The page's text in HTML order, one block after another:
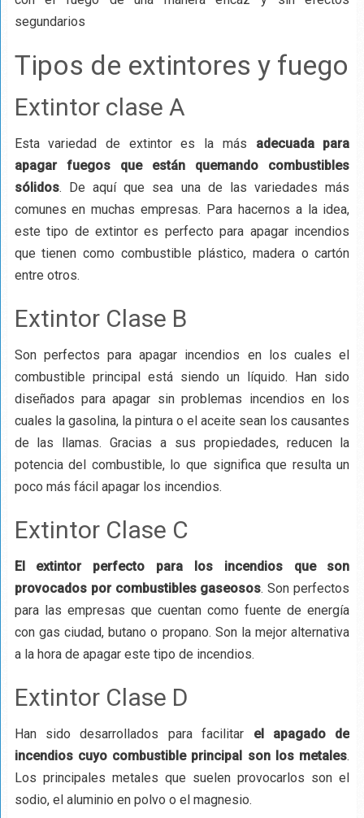
segundarios
Tipos de extintores y fuego
Extintor clase A
Esta variedad de extintor es la más adecuada para
apagar fuegos que están quemando combustibles
sólidos. De aquí que sea una de las variedades más
comunes en muchas empresas. Para hacernos a la idea,
este tipo de extintor es perfecto para apagar incendios
que tienen como combustible plástico, madera o cartón
entre otros.
Extintor Clase B
Son perfectos para apagar incendios en los cuales el
combustible principal está siendo un líquido. Han sido
diseñados para apagar sin problemas incendios en los
cuales la gasolina, la pintura o el aceite sean los causantes
de las llamas. Gracias a sus propiedades, reducen la
potencia del combustible, lo que significa que resulta un
poco más fácil apagar los incendios.
Extintor Clase C
El extintor perfecto para los incendios que son
provocados por combustibles gaseosos. Son perfectos
para las empresas que cuentan como fuente de energía
con gas ciudad, butano o propano. Son la mejor alternativa
a la hora de apagar este tipo de incendios.
Extintor Clase D
Han sido desarrollados para facilitar el apagado de
incendios cuyo combustible principal son los metales.
Los principales metales que suelen provocarlos son el
sodio, el aluminio en polvo o el magnesio.